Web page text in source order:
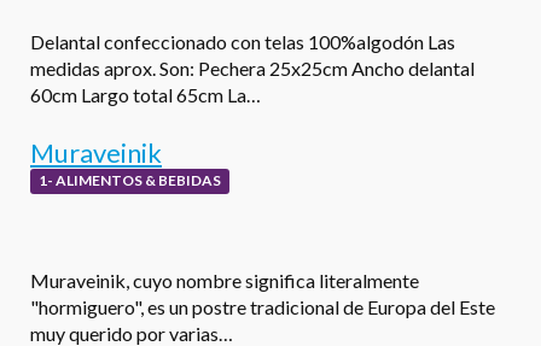
Delantal confeccionado con telas 100%algodón Las
medidas aprox. Son: Pechera 25x25cm Ancho delantal
60cm Largo total 65cm La…
Muraveinik
1- ALIMENTOS & BEBIDAS
Muraveinik, cuyo nombre significa literalmente
"hormiguero", es un postre tradicional de Europa del Este
muy querido por varias…